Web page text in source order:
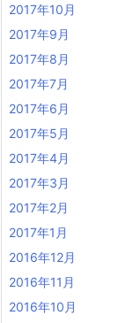
2017年10月
2017年9月
2017年8月
2017年7月
2017年6月
2017年5月
2017年4月
2017年3月
2017年2月
2017年1月
2016年12月
2016年11月
2016年10月